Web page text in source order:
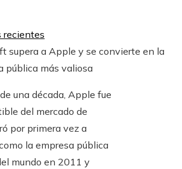
recientes
supera a Apple y se convierte en la
pública más valiosa
una década, Apple fue
del mercado de
por primera vez a
la empresa pública
mundo en 2011 y